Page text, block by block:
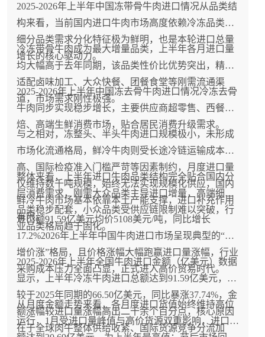
2025-2026年上半年中国冻带骨牛肉进口情况从品类结
构来看，当前国内进口牛肉市场高度依赖冷冻品类，
细分品类需求分化特征极为鲜明，也是本轮进口总量
增长的核心驱动力。
冷冻带骨牛肉成为最大增量品类，上半年各月进口量
均大幅高于去年同期，该品类性价比优势突出，精准
适配卤味加工、大众快餐、团餐食堂等刚需流通渠
道，市场需求刚性极强。
2025-2026年上半年中国冻去骨牛肉进口情况冷冻去骨
牛肉同步实现稳步增长，主要供应商超零售、西餐烘
焙、高端生鲜消费市场，贴合居民消费升级需求。
与之相对，冻整头、半头牛肉进口规模极小，未形成
市场化流通格局，鲜冷牛肉则受长途冷链运输成本偏
高、国际检疫准入门槛严苛等因素制约，月度进口量
仅维持数千吨规模，始终无法实现规模化供应，国内
鲜冷牛肉市场基本依靠本土产能支撑，进口补充作用
有限。
整体来看，上半年进口牛肉品类结构完全贴合国内分
层消费需求，刚需大众品类主导进口增量，高端细分
品类稳步配套，小众品类受供应链限制难以突破，行
业品类格局趋于固化。
进口额91.59亿美元均价5108美元/吨，同比增长
17.2%2026年上半年中国牛肉进口市场呈现典型的“量
增价涨”格局，且价格涨幅大幅跑赢进口量涨幅，行业
采购成本压力全面凸显，正式进入高价贸易时代。
2025-2026年上半年全国牛肉进口金额（亿美元）数据
显示，上半年冷冻牛肉进口总额达到91.59亿美元，相
较于2025年同期的66.50亿美元，同比暴涨37.74%，金
额涨幅较进口量涨幅高出二十余个百分点，核心原因
在于全球肉牛整体供给收紧、国际货源竞争分流加
从月度金额走势来看，各月度进口货值始终维持高位
运行，1月受进口量峰值与高价货源双重影响，进口金